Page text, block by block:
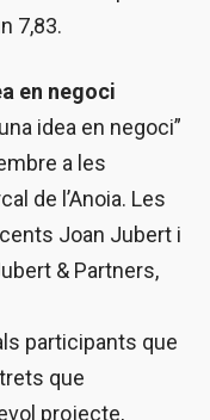
7,83.
en negoci
idea en negoci”
a les
de l’Anoia. Les
Joan Jubert i
& Partners,
participants que
que
projecte,